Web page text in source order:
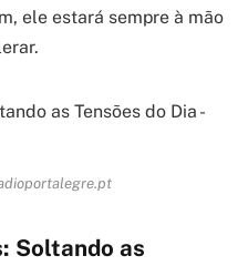
ele estará sempre à mão
Soltando as